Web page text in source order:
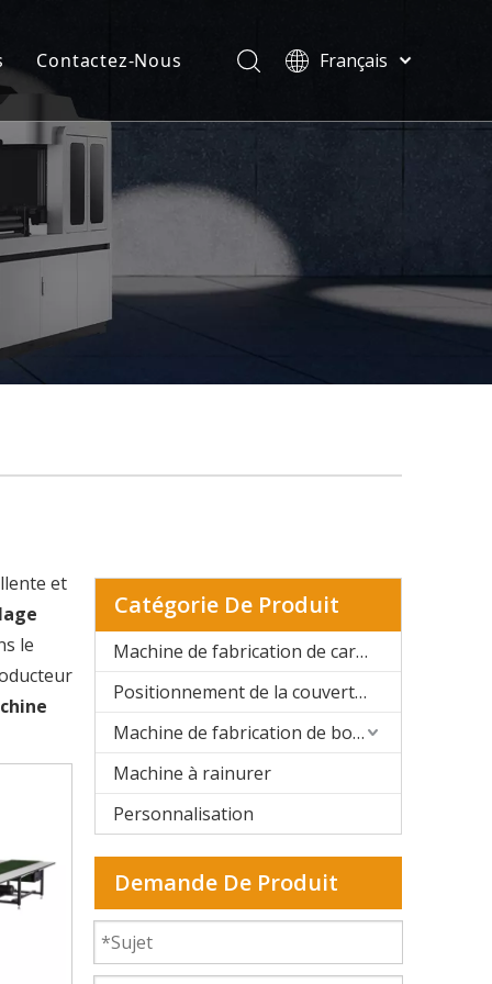
Contactez-Nous
Français
ไทย
Pусский
et
le
Catégorie De Produit
Machine de fabrication de cartons rigides automatique
Positionnement de la couverture rigide et de la boîte rigide
Machine de fabrication de boîtes rigides semi-automatique
Machine à rainurer
Personnalisation
Demande De Produit